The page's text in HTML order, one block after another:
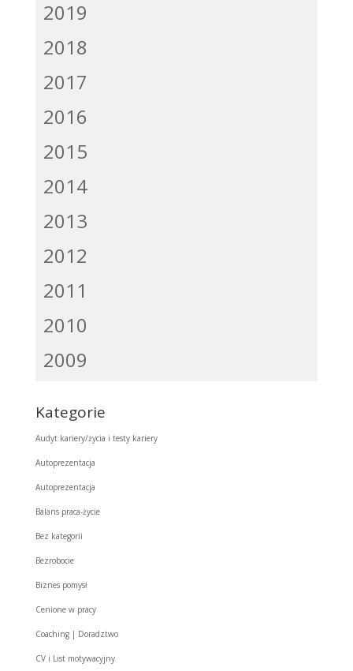
2019
2018
2017
2016
2015
2014
2013
2012
2011
2010
2009
Kategorie
Audyt kariery/życia i testy kariery
Autoprezentacja
Autoprezentacja
Balans praca-życie
Bez kategorii
Bezrobocie
Biznes pomysł
Cenione w pracy
Coaching | Doradztwo
CV i List motywacyjny